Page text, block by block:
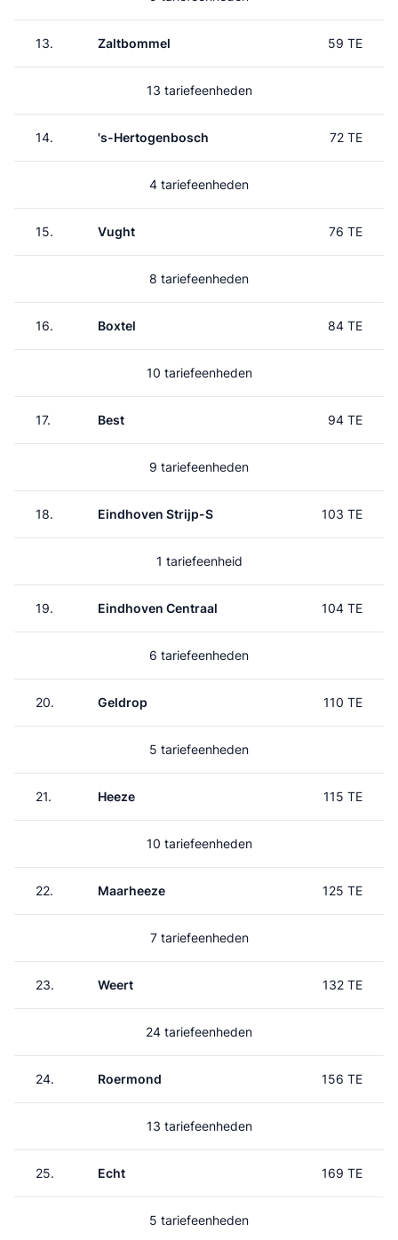
13. Zaltbommel 59 TE
13 tariefeenheden
14. 's-Hertogenbosch 72 TE
4 tariefeenheden
15. Vught 76 TE
8 tariefeenheden
16. Boxtel 84 TE
10 tariefeenheden
17. Best 94 TE
9 tariefeenheden
18. Eindhoven Strijp-S 103 TE
1 tariefeenheid
19. Eindhoven Centraal 104 TE
6 tariefeenheden
20. Geldrop 110 TE
5 tariefeenheden
21. Heeze 115 TE
10 tariefeenheden
22. Maarheeze 125 TE
7 tariefeenheden
23. Weert 132 TE
24 tariefeenheden
24. Roermond 156 TE
13 tariefeenheden
25. Echt 169 TE
5 tariefeenheden